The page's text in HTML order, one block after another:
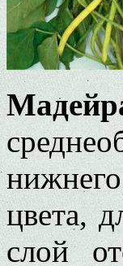
цвета,
слой